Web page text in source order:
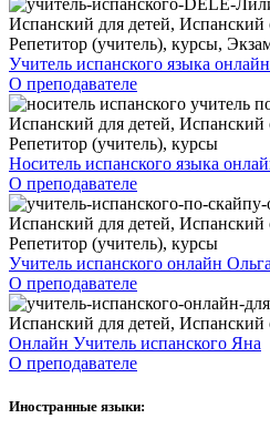
Испанский для детей, Испанский
Репетитор (учитель), курсы,
Учитель испанского языка
О преподавателе
Испанский для детей, Испанский
Репетитор (учитель), курсы
Носитель испанского языка
О преподавателе
Испанский для детей, Испанский
Репетитор (учитель), курсы
Учитель испанского онлайн
О преподавателе
Испанский для детей, Испанский
Онлайн Учитель испанского Яна
О преподавателе
Иностранные языки: